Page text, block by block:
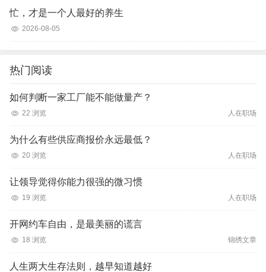
忙，才是一个人最好的养生
2026-08-05
热门阅读
如何判断一家工厂能不能做量产？
22 浏览 人在职场
为什么有些供应商报价永远最低？
20 浏览 人在职场
让领导觉得你能力很强的微习惯
19 浏览 人在职场
开网约车自由，是最美丽的谎言
18 浏览 锦绣文章
人生两大生存法则，越早知道越好